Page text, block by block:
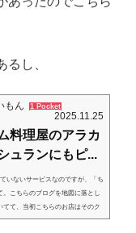
し、
もん 1 Pocket
2025.11.25
料理屋のアラカ
ュランにもピ...
いないサービスなのですが、「ち
こちらのブログを地図に落とし
て、当初こちらのお店はそのク
てました。が、コロナ時に、お店